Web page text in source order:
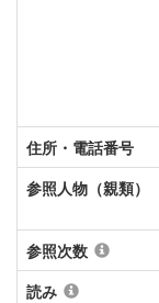
住所・電話番号
参照人物（親類）
参照次数
読み